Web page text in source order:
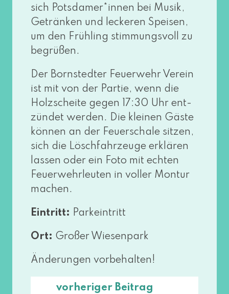
sich Potsdamer*innen bei Musik,
Getränken und lecke­ren Speisen,
um den Frühling stim­mungs­voll zu
begrüßen.
Der Bornstedter Feuerwehr Verein
ist mit von der Partie, wenn die
Holzscheite gegen 17:30 Uhr ent­
zün­det wer­den. Die klei­nen Gäste
kön­nen an der Feuerschale sit­zen,
sich die Löschfahrzeuge erklä­ren
las­sen oder ein Foto mit ech­ten
Feuerwehrleuten in vol­ler Montur
machen.
Eintritt: Parkeintritt
Ort: Großer Wiesenpark
Änderungen vor­be­hal­ten!
vorheriger Beitrag